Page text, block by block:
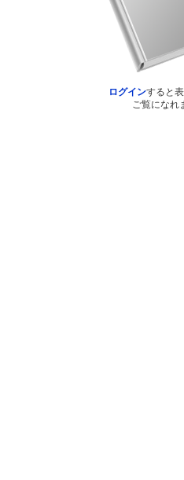
ログインすると
ご覧になれ